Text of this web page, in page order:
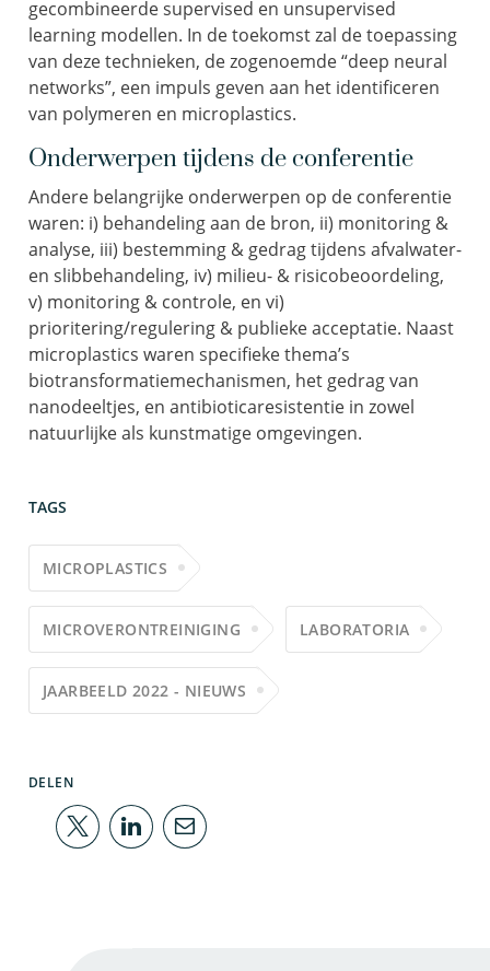
gecombineerde supervised en unsupervised
learning modellen. In de toekomst zal de toepassing
van deze technieken, de zogenoemde “deep neural
networks”, een impuls geven aan het identificeren
van polymeren en microplastics.
Onderwerpen tijdens de conferentie
Andere belangrijke onderwerpen op de conferentie
waren: i) behandeling aan de bron, ii) monitoring &
analyse, iii) bestemming & gedrag tijdens afvalwater-
en slibbehandeling, iv) milieu- & risicobeoordeling,
v) monitoring & controle, en vi)
prioritering/regulering & publieke acceptatie. Naast
microplastics waren specifieke thema’s
biotransformatiemechanismen, het gedrag van
nanodeeltjes, en antibioticaresistentie in zowel
natuurlijke als kunstmatige omgevingen.
TAGS
MICROPLASTICS
MICROVERONTREINIGING LABORATORIA
JAARBEELD 2022 - NIEUWS
DELEN